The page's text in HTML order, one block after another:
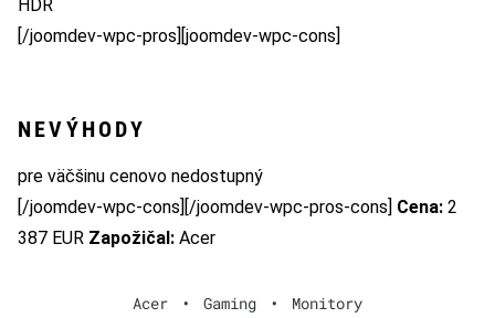
HDR
[/joomdev-wpc-pros][joomdev-wpc-cons]
NEVÝHODY
pre väčšinu cenovo nedostupný
[/joomdev-wpc-cons][/joomdev-wpc-pros-cons] Cena: 2
387 EUR Zapožičal: Acer
Acer • Gaming • Monitory